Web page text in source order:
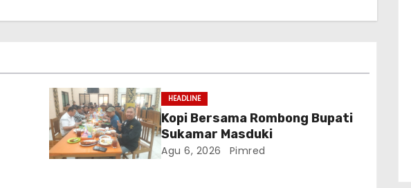
HEADLINE
Kopi Bersama Rombong Bupati
Sukamar Masduki
Agu 6, 2026 Pimred